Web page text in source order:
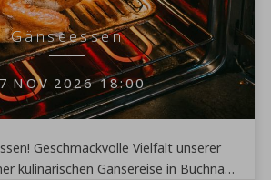
Gänseessen
NOV 202618:00
Geschmackvolle Vielfalt unserer
kulinarischen Gänsereise in Buchnas